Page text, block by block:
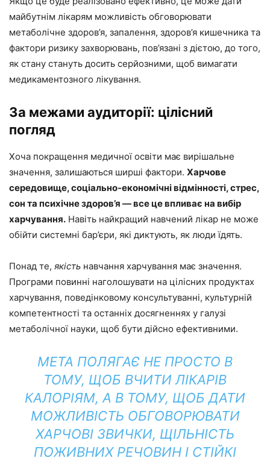
майбутнім лікарям можливість обговорювати
метаболічне здоров’я, запалення, здоров’я кишечника та
фактори ризику захворювань, пов’язані з дієтою, до того,
як стану стануть досить серйозними, щоб вимагати
медикаментозного лікування.
За межами аудиторії: цілісний
погляд
Хоча покращення медичної освіти має вирішальне
значення, залишаються ширші фактори. Харчове
середовище, соціально-економічні відмінності, стрес,
сон та психічне здоров’я — все це впливає на вибір
харчування. Навіть найкращий навчений лікар не може
обійти системні бар’єри, які диктують, як люди їдять.
Понад те, якість навчання харчування має значення.
Програми повинні наголошувати на цілісних продуктах
харчування, поведінковому консультуванні, культурній
компетентності та останніх досягненнях у галузі
метаболічної науки, щоб бути дійсно ефективними.
МЕТА ПОЛЯГАЄ НЕ ПРОСТО В
ТОМУ, ЩОБ ВЧИТИ ЛІКАРІВ
КАЛОРІЯМ, А В ТОМУ, ЩОБ ДАТИ
МОЖЛИВІСТЬ ОБГОВОРЮВАТИ
ХАРЧОВІ ЗВИЧКИ, ЩІЛЬНІСТЬ
ПОЖИВНИХ РЕЧОВИН І СТІЙКІ